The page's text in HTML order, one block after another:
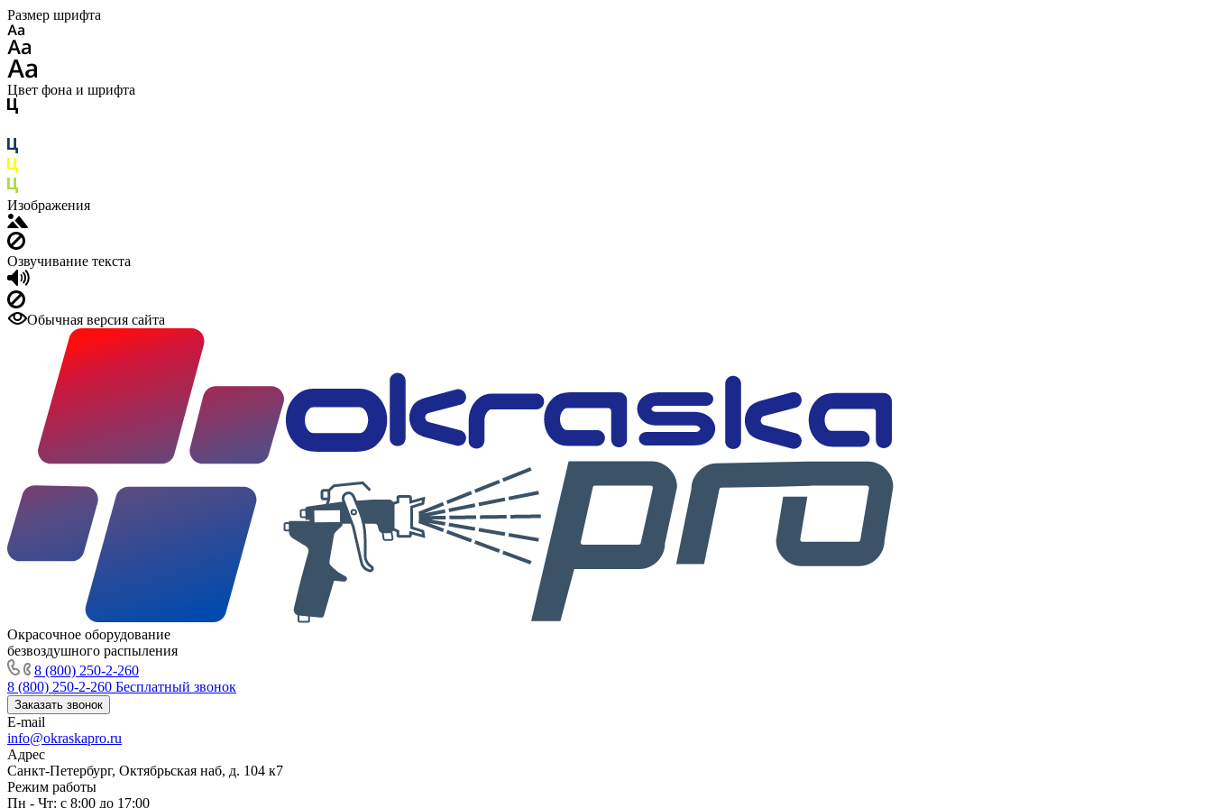
Размер шрифта
Цвет фона и шрифта
Изображения
Озвучивание текста
Обычная версия сайта
Окрасочное оборудование
безвоздушного распыления
8 (800) 250-2-260
8 (800) 250-2-260 Бесплатный звонок
Заказать звонок
E-mail
info@okraskapro.ru
Адрес
Санкт-Петербург, Октябрьская наб, д. 104 к7
Режим работы
Пн - Чт: с 8:00 до 17:00